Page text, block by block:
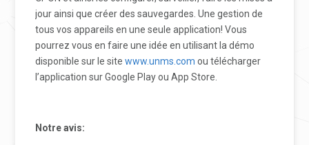
jour ainsi que créer des sauvegardes.Une gestion de
tous vos appareils en une seule application!Vous
pourrez vous en faire une idée en utilisant la démo
disponible sur le sitewww.unms.com ou télécharger
l’application sur Google Play ou App Store.
Notre avis: